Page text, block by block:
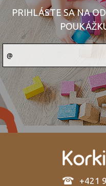
PRIHLÁSTE SA NA
+421